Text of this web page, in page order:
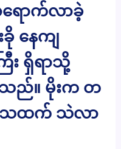
ောက်လာခဲ့
နေကျ
း ရှိရာသို့
သည်။ မိုးက တ
သဲသထက် သဲလာ